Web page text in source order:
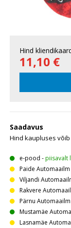
Hind
11,10 €
Saadavus
Hind kaupluses
e-pood -piisavalt
Paide Automaailm
Viljandi
Rakvere
Pärnu Automaailm
Mustamäe
Lasnamäe